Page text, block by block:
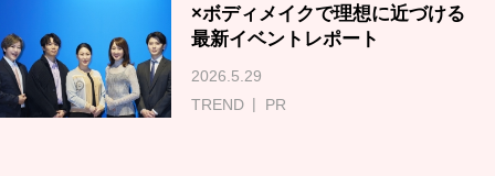
×ボディメイクで理想に近づける
最新イベントレポート
2026.5.29
TREND
PR